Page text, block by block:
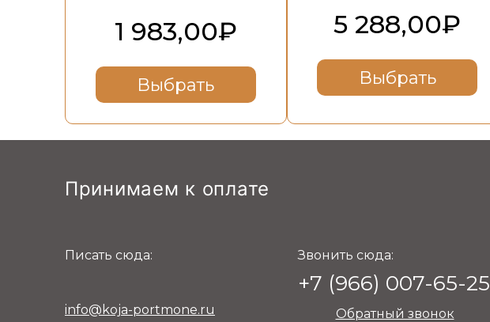
1 983,00₽
Выбрать
5 288,00₽
Выбрать
странице
Принимаем к оплате
Писать сюда:
info@koja-portmone.ru
Звонить сюда:
+7 (966) 007-65-25
Обратный звонок